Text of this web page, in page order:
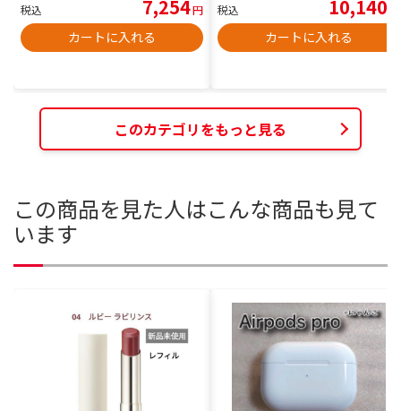
税込 7,254円
カートに入れる
税込 10,140
カートに入れる
このカテゴリをもっと見る
この商品を見た人はこんな商品も見て
います